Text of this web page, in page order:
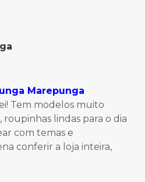
Marepunga
Tem modelos muito
lindas para o dia
com temas e
conferir a loja inteira,